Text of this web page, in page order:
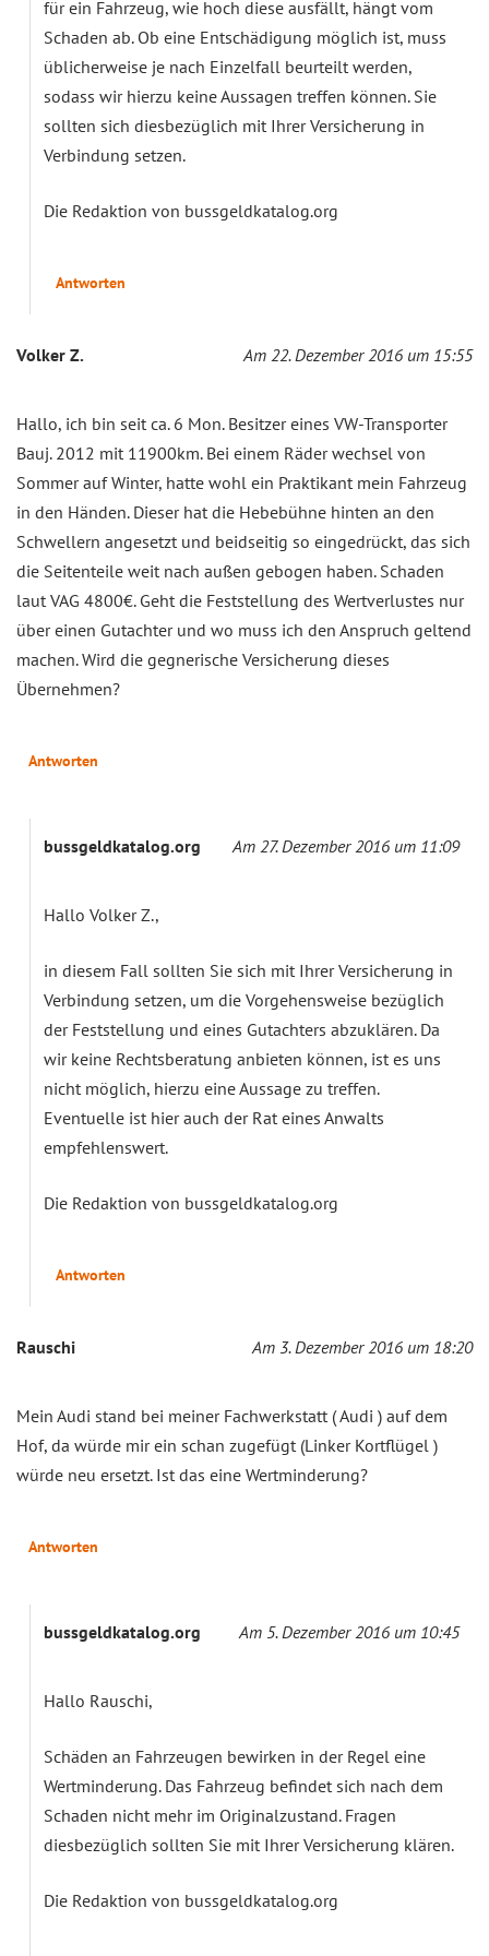
für ein Fahrzeug, wie hoch diese ausfällt, hängt vom
Schaden ab. Ob eine Entschädigung möglich ist, muss
üblicherweise je nach Einzelfall beurteilt werden,
sodass wir hierzu keine Aussagen treffen können. Sie
sollten sich diesbezüglich mit Ihrer Versicherung in
Verbindung setzen.
Die Redaktion von bussgeldkatalog.org
Antworten
Volker Z. Am 22. Dezember 2016 um 15:55
Hallo, ich bin seit ca. 6 Mon. Besitzer eines VW-Transporter
Bauj. 2012 mit 11900km. Bei einem Räder wechsel von
Sommer auf Winter, hatte wohl ein Praktikant mein Fahrzeug
in den Händen. Dieser hat die Hebebühne hinten an den
Schwellern angesetzt und beidseitig so eingedrückt, das sich
die Seitenteile weit nach außen gebogen haben. Schaden
laut VAG 4800€. Geht die Feststellung des Wertverlustes nur
über einen Gutachter und wo muss ich den Anspruch geltend
machen. Wird die gegnerische Versicherung dieses
Übernehmen?
Antworten
bussgeldkatalog.org Am 27. Dezember 2016 um 11:09
Hallo Volker Z.,
in diesem Fall sollten Sie sich mit Ihrer Versicherung in
Verbindung setzen, um die Vorgehensweise bezüglich
der Feststellung und eines Gutachters abzuklären. Da
wir keine Rechtsberatung anbieten können, ist es uns
nicht möglich, hierzu eine Aussage zu treffen.
Eventuelle ist hier auch der Rat eines Anwalts
empfehlenswert.
Die Redaktion von bussgeldkatalog.org
Antworten
Rauschi Am 3. Dezember 2016 um 18:20
Mein Audi stand bei meiner Fachwerkstatt ( Audi ) auf dem
Hof, da würde mir ein schan zugefügt (Linker Kortflügel )
würde neu ersetzt. Ist das eine Wertminderung?
Antworten
bussgeldkatalog.org Am 5. Dezember 2016 um 10:45
Hallo Rauschi,
Schäden an Fahrzeugen bewirken in der Regel eine
Wertminderung. Das Fahrzeug befindet sich nach dem
Schaden nicht mehr im Originalzustand. Fragen
diesbezüglich sollten Sie mit Ihrer Versicherung klären.
Die Redaktion von bussgeldkatalog.org